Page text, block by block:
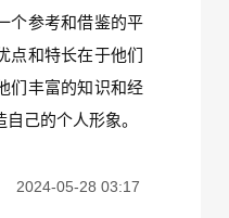
个参考和借鉴的平
点和特长在于他们
们丰富的知识和经
己的个人形象。
2024-05-28 03:17